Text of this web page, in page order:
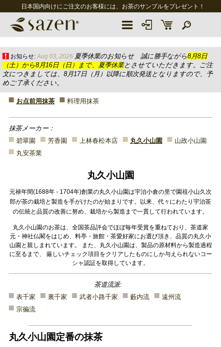
日本国内向けにご注文のお客様には、お茶のサンプルをプレゼント！
お知らせ: Aug 03, 2026 夏季休業のお知らせ 誠に勝手ながら8月8日
（土）から8月16日（日）まで、夏季休業とさせていただきます。ご注
文につきましては、8月17日（月）以降に順次発送となりますので、予
めご了承ください。
お点前用抹茶 料理用抹茶
抹茶メーカー：
碧翠園
芳香園 上林春松本店 丸久小山園
山政小山園
丸安茶業
丸久小山園
元禄年間(1688年 - 1704年)創業の丸久小山園は宇治小倉の里で園祖小山久次
郎が茶の栽培と製造を手がけたのが始まりです。以来、代々にわたり宇治茶
の伝統と品質の改善に努め、栽培から製造まで一貫して行われています。
丸久小山園のお茶は、全国茶品評会でほぼ毎年受賞を重ねており、茶道家
元・神社仏閣をはじめ、料亭・旅館・茶愛好家にお選び頂き、品質の丸久小
山園と親しまれています。 また、丸久小山園は、製品の原材料から製造過程
に至るまで、 厳しいチェック項目をクリアしたものにしか与えられないコー
シャ認証を取得しています。
茶道流派:
表千家
裏千家 武者小路千家 藪内流
遠州流
宗徧流
丸久小山園定番の抹茶